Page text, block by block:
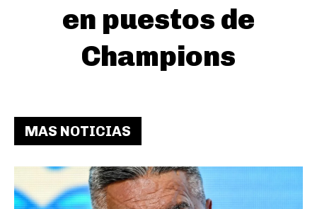
en puestos de
Champions
MAS NOTICIAS